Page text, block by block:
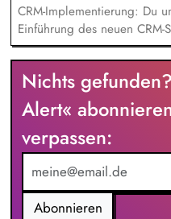
CRM-Implementierung: Du
Einführung des neuen CRM-
Datenpflege, Testing und
Tagesgeschäft Commercial
operative Aufgaben im
Dashboards, die Betreuung
Vorbereitung von
Kommunikation &
Kommunikation mit
Messekontakten und trägst
Marketing: Du unterstützt
sowie im Bereich Lead-
Nichts
Alert«
verpassen:
Abonnieren